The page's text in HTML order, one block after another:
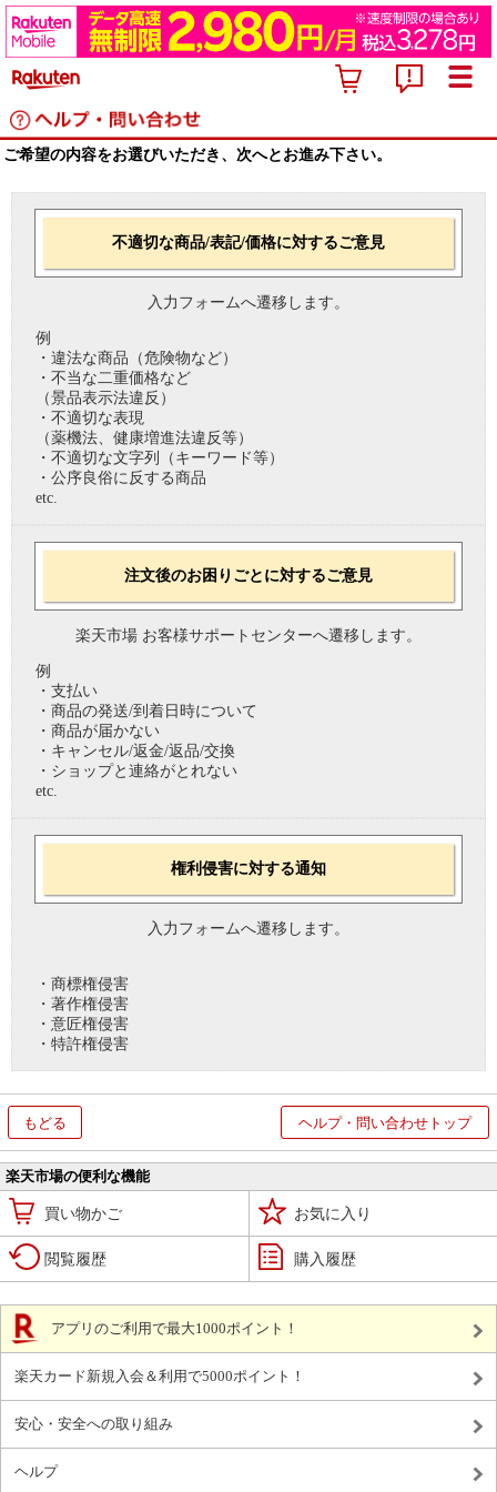
ご希望の内容をお選びいただき、次へとお進み下さい。
不適切な商品/表記/価格に対するご意見
入力フォームへ遷移します。
例
・違法な商品（危険物など）
・不当な二重価格など
（景品表示法違反）
・不適切な表現
（薬機法、健康増進法違反等）
・不適切な文字列（キーワード等）
・公序良俗に反する商品
etc.
注文後のお困りごとに対するご意見
楽天市場 お客様サポートセンターへ遷移します。
例
・支払い
・商品の発送/到着日時について
・商品が届かない
・キャンセル/返金/返品/交換
・ショップと連絡がとれない
etc.
権利侵害に対する通知
入力フォームへ遷移します。
・商標権侵害
・著作権侵害
・意匠権侵害
・特許権侵害
もどる ヘルプ・問い合わせトップ
楽天市場の便利な機能
買い物かご お気に入り
閲覧履歴 購入履歴
アプリのご利用で最大1000ポイント！
楽天カード新規入会＆利用で5000ポイント！
安心・安全への取り組み
ヘルプ